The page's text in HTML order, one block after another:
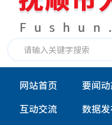
网站首页 要闻
互动交流
数据